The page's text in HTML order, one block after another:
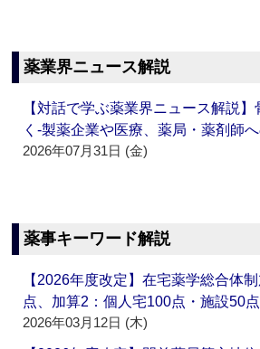
薬業界ニュース解説
【対話で学ぶ薬業界ニュース解説
く‐製薬企業や医療、薬局・薬剤師
2026年07月31日 (金)
薬事キーワード解説
【2026年度改定】在宅薬学総合体
点、加算2：個人宅100点・施設50
2026年03月12日 (木)